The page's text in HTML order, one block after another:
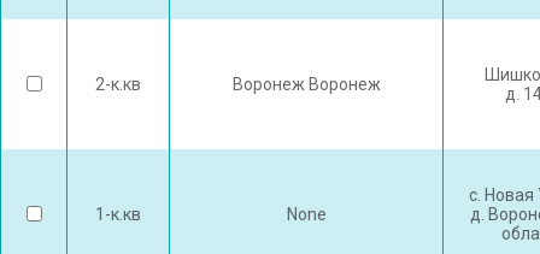
2-к.кв Воронеж Воронеж
д.
1-к.кв None
с. Новая
д.